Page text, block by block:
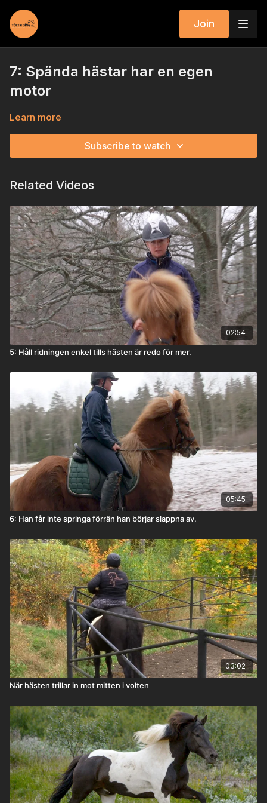
Join
7: Spända hästar har en egen
motor
Learn more
Subscribe to watch
Related Videos
02:54
5: Håll ridningen enkel tills hästen är redo för mer.
05:45
6: Han får inte springa förrän han börjar slappna av.
03:02
När hästen trillar in mot mitten i volten